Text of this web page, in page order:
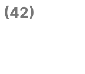
(42)